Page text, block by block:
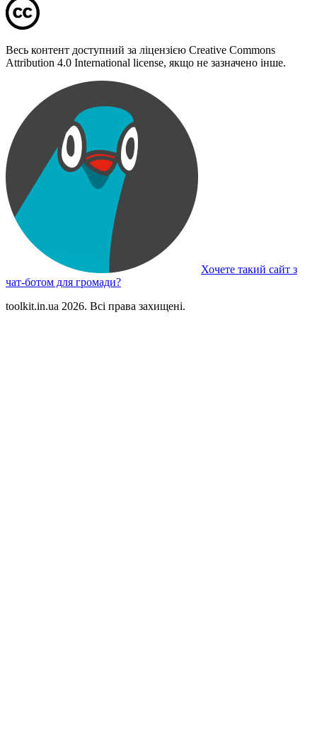
Весь контент доступний за ліцензією Creative Commons
Attribution 4.0 International license, якщо не зазначено інше.
Хочете такий сайт з
чат-ботом для громади?
toolkit.in.ua 2026. Всі права захищені.